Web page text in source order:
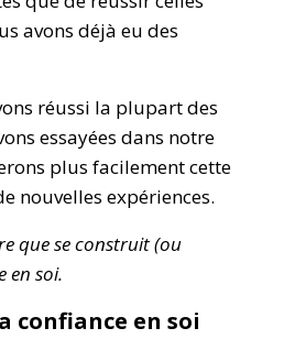
avons déjà eu des
réussi la plupart des
essayées dans notre
plus facilement cette
nouvelles expériences.
que se construit (ou
en soi.
confiance en soi